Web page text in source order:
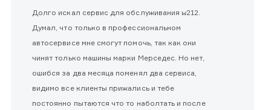
Долго искал сервис для обслуживания w212.
Думал, что только в профессиональном
автосервисе мне смогут помочь, так как они
чинят только машины марки Мерседес. Но нет,
ошибся за два месяца поменял два сервиса,
видимо все клиенты прижались и тебе
постоянно пытаются что то наболтать и после